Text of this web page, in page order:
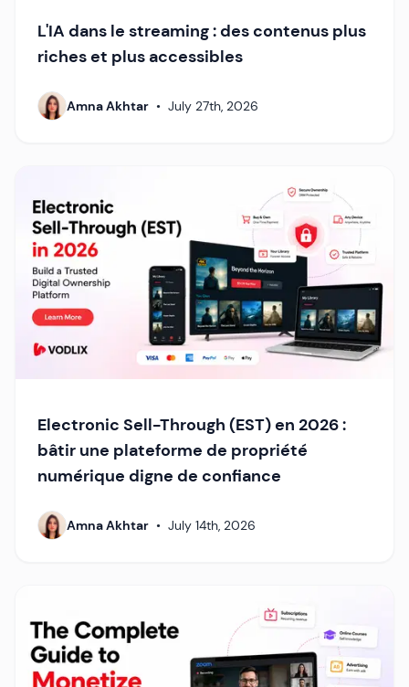
L'IA dans le streaming : des contenus plus
riches et plus accessibles
Amna Akhtar • July 27th, 2026
Electronic Sell-Through (EST) en 2026 :
bâtir une plateforme de propriété
numérique digne de confiance
Amna Akhtar • July 14th, 2026